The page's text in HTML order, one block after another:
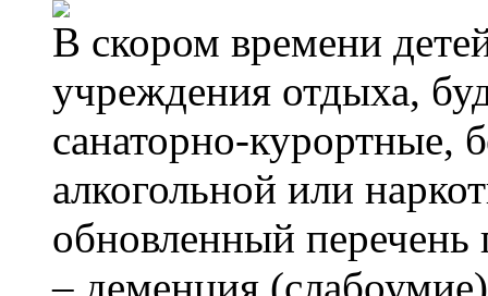
В скором времени
учреждения отдыха,
санаторно-курортные,
алкогольной или
обновленный
– деменция